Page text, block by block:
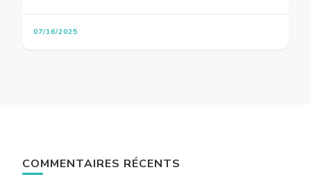
07/16/2025
COMMENTAIRES RÉCENTS